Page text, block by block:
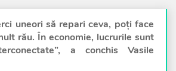
uneori să repari ceva, poți face
rău. În economie, lucrurile sunt
a conchis Vasile